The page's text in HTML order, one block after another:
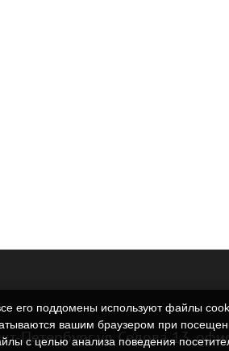
Петербург ул. Седова 13,
его поддомены используют файлы
вашим браузером при
с целью анализа поведения